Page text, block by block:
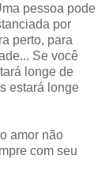
pessoa pode
por
perto, para
Se você
longe de
estará longe
amor não
com seu